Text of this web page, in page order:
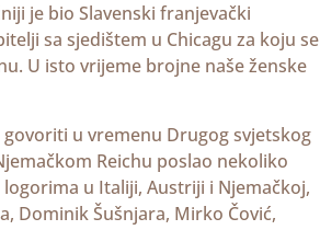
je bio Slavenski franjevački
sa sjedištem u Chicagu za koju se
U isto vrijeme brojne naše ženske
u vremenu Drugog svjetskog
Reichu poslao nekoliko
u Italiji, Austriji i Njemačkoj,
Dominik Šušnjara, Mirko Čović,